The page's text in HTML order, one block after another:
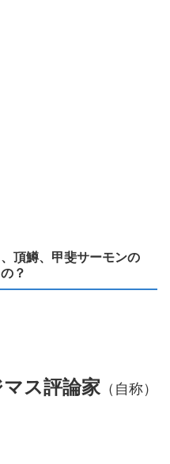
頂鱒、甲斐サーモンの
？
ス評論家 （自称）